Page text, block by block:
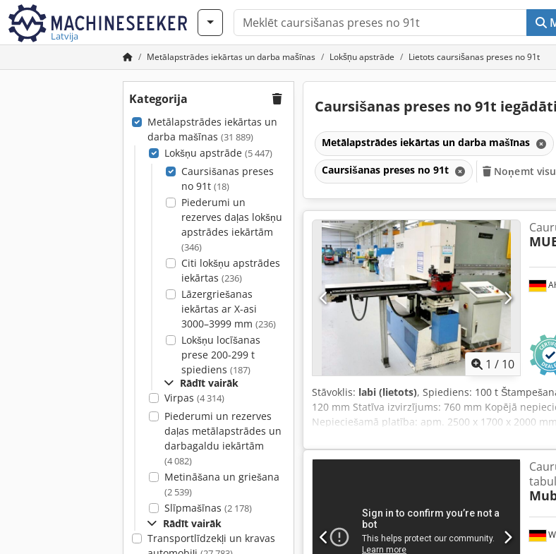
Latvija
Metālapstrādes iekārtas un darba mašīnas Lokšņu apstrāde Lietots caursišanas preses no 91t
Kategorija
Metālapstrādes iekārtas un
darba mašīnas (31 889)
Lokšņu apstrāde (5 447)
Caursišanas preses
no 91t (18)
Piederumi un
rezerves daļas lokšņu
apstrādes iekārtām
(346)
Citi lokšņu apstrādes
iekārtas (236)
Lāzergriešanas
iekārtas ar X-asi
3000–3999 mm (236)
Lokšņu locīšanas
prese 200-299 t
spiediens (187)
Rādīt vairāk
Virpas (4 314)
Piederumi un rezerves
daļas metālapstrādes un
darbagaldu iekārtām
(4 082)
Metināšana un griešana
(2 539)
Slīpmašīnas (2 178)
Rādīt vairāk
Transportlīdzekļi un kravas
Caursišanas preses no 91t
Metālapstrādes iekārtas un darba mašīnas
Caursišanas preses no 91t Noņemt
1 / 10
Stāvoklis: labi (lietots), Spiediens: 100 t
120 mm Statīva izvirzījums: 760 mm Kopējā
Nepieciešamā platība: apm. 2500 x 1700 x 2000
000 eiro Īpaša cena pēc pieprasījuma
štampešanas gājiens ar nepārtraukti regulējamu
pārvietojamais ceļš X un Y asīs Cedpfxjzn Ahkj
galdu * atsevišķs vadības skapis - dažādi
aizsargierīce, ieskaitot metāla noņemšanas sloti -
sistēmas lietošanas pamācība